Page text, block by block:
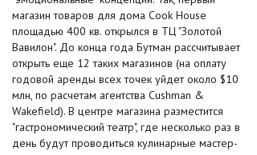
магазин товаров для дома Cook House
площадью 400 кв. открылся в ТЦ "Золотой
Вавилон". До конца года Бутман рассчитывает
открыть еще 12 таких магазинов (на оплату
годовой аренды всех точек уйдет около $10
млн, по расчетам агентства Cushman &
Wakefield). В центре магазина разместится
"гастрономический театр", где несколько раз в
день будут проводиться кулинарные мастер-